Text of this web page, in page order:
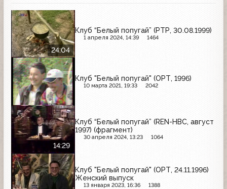
24:04
Клуб “Белый попугай” (РТР, 30.08.1999)
1 апреля 2024, 14:39 1464
Клуб "Белый попугай" (ОРТ, 1996)
10 марта 2021, 19:33 2042
14:29
Клуб “Белый попугай” (REN-НВС, август
1997) (фрагмент)
30 апреля 2024, 13:23 1064
Клуб "Белый попугай" (ОРТ, 24.11.1996)
Женский выпуск
13 января 2023, 16:36 1388